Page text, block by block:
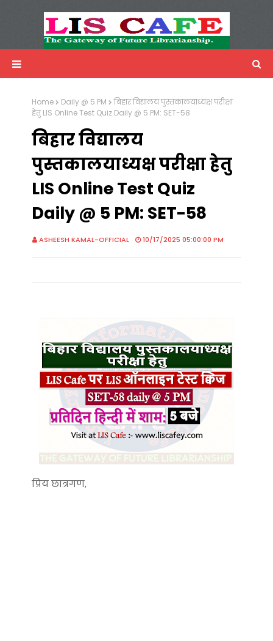
Advertisemnet
Home Daily @ 5 PM
बिहार विद्यालय पुस्तकालयाध्यक्ष परीक्षा
हेतु LIS Online Test Quiz Daily @ 5 PM: SET-58
बिहार विद्यालय
पुस्तकालयाध्यक्ष परीक्षा हेतु
LIS Online Test Quiz
Daily @ 5 PM: SET-58
ASHEESH KAMAL-OFFICIAL 10/17/2025 05:00:00 PM
प्रिय छात्रगण,